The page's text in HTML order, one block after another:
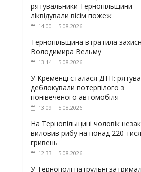
рятувальники Тернопільщини
ліквідували вісім пожеж
14:00 | 5.08.2026
Тернопільщина втратила
Володимира Вельму
13:14 | 5.08.2026
У Кременці сталася ДТП:
деблокували потерпілого з
понівеченого автомобіля
13:09 | 5.08.2026
На Тернопільщині чоловік
виловив рибу на понад 220
гривень
12:33 | 5.08.2026
У Тернополі патрульні